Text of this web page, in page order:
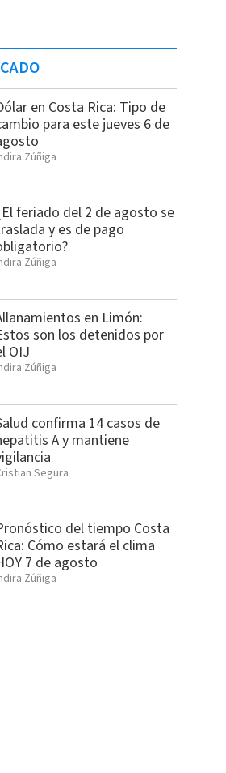
en Costa Rica: Tipo de
para este jueves 6 de
Zúñiga
feriado del 2 de agosto se
y es de pago
Zúñiga
en Limón:
son los detenidos por
OIJ
Zúñiga
confirma 14 casos de
A y mantiene
Segura
del tiempo Costa
Cómo estará el clima
7 de agosto
Zúñiga